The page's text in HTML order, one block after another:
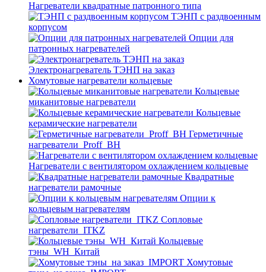
Нагреватели квадратные патронного типа
ТЭНП с раздвоенным
корпусом
Опции для
патронных нагревателей
Электронагреватель ТЭНП на заказ
Хомутовые нагреватели кольцевые
Кольцевые
миканитовые нагреватели
Кольцевые
керамические нагреватели
Герметичные
нагреватели_Proff_BH
Нагреватели с вентилятором охлаждением кольцевые
Квадратные
нагреватели рамочные
Опции к
кольцевым нагревателям
Cопловые
нагреватели_ITKZ
Кольцевые
тэны_WH_Китай
Хомутовые